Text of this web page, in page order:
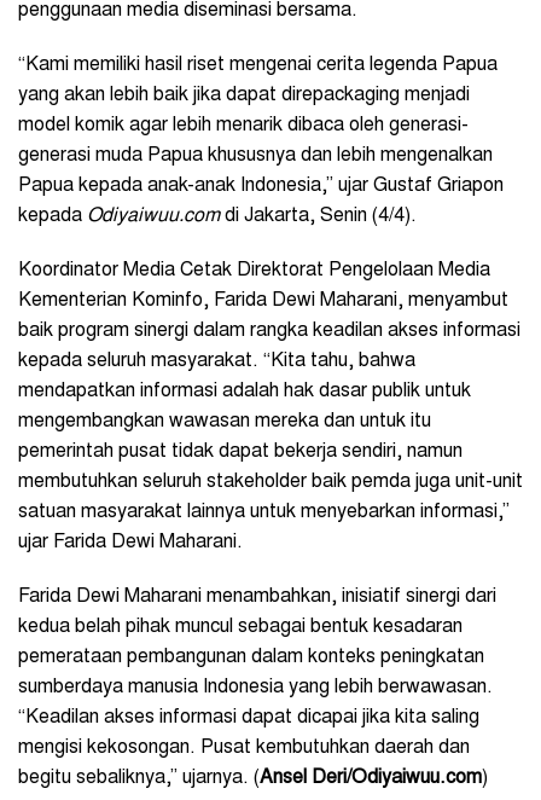
penggunaan media diseminasi bersama.
“Kami memiliki hasil riset mengenai cerita legenda Papua
yang akan lebih baik jika dapat direpackaging menjadi
model komik agar lebih menarik dibaca oleh generasi-
generasi muda Papua khususnya dan lebih mengenalkan
Papua kepada anak-anak Indonesia,” ujar Gustaf Griapon
kepada Odiyaiwuu.comdi Jakarta, Senin (4/4).
Koordinator Media Cetak Direktorat Pengelolaan Media
Kementerian Kominfo, Farida Dewi Maharani, menyambut
baik program sinergi dalam rangka keadilan akses informasi
kepada seluruh masyarakat. “Kita tahu, bahwa
mendapatkan informasi adalah hak dasar publik untuk
mengembangkan wawasan mereka dan untuk itu
pemerintah pusat tidak dapat bekerja sendiri, namun
membutuhkan seluruh stakeholder baik pemda juga unit-unit
satuan masyarakat lainnya untuk menyebarkan informasi,”
ujar Farida Dewi Maharani.
Farida Dewi Maharani menambahkan, inisiatif sinergi dari
kedua belah pihak muncul sebagai bentuk kesadaran
pemerataan pembangunan dalam konteks peningkatan
sumberdaya manusia Indonesia yang lebih berwawasan.
“Keadilan akses informasi dapat dicapai jika kita saling
mengisi kekosongan. Pusat kembutuhkan daerah dan
begitu sebaliknya,” ujarnya. (Ansel Deri/Odiyaiwuu.com)